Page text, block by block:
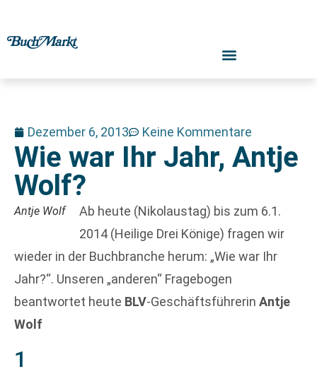
Dezember 6, 2013 Keine Kommentare
Wie war Ihr Jahr, Antje
Wolf?
Antje Wolf
Ab heute (Nikolaustag) bis zum 6.1.
2014 (Heilige Drei Könige) fragen wir
wieder in der Buchbranche herum: „Wie war Ihr
Jahr?“. Unseren „anderen“ Fragebogen
beantwortet heute BLV-Geschäftsführerin Antje
Wolf
1